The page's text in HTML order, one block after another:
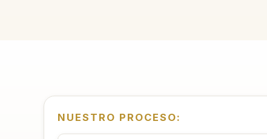
NUESTRO PROCESO: